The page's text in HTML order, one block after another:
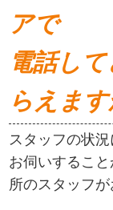
アで
電話し
らえま
スタッフの状
お伺いするこ
所のスタッフが